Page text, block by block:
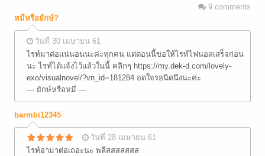
9comments
หมีหรือยักษ์?
วันที่ 30 เมษายน 61
ไรท์มาต่อแน่นอนนะค่ะทุกคน แต่ตอนนี้ขอให้ไรท์ไฟนอลเสร็จก่อน
นะ ไรท์ได้แจ้งไว้แล้วในนี้ คลิกๆ https://my.dek-d.com/lovely-
exo/visualnovel/?vn_id=181284 อดใจรอนิดนึงนะค่ะ
— ยักษ์หรือหมี —
barmbi12345
วันที่ 28 เมษายน 61
ไรท์อ่ามาต่อเถอะนะ พลีสสสสสสส